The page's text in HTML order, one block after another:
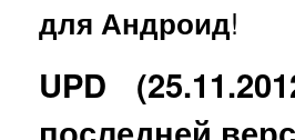
для Андроид!
UPD